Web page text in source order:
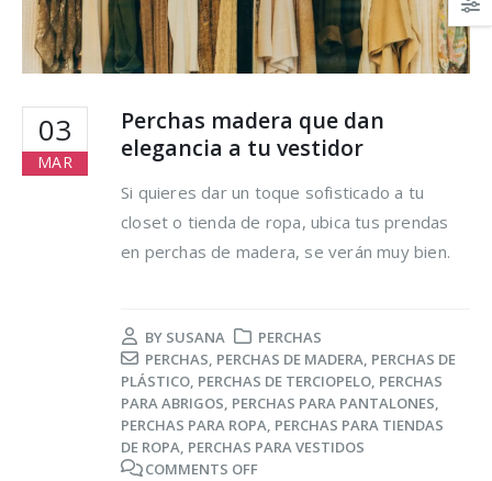
03
MAR
Perchas madera que dan
elegancia a tu vestidor
Si quieres dar un toque sofisticado a tu
closet o tienda de ropa, ubica tus prendas
en perchas de madera, se verán muy bien.
BY SUSANA
PERCHAS
PERCHAS, PERCHAS DE MADERA, PERCHAS DE
PLÁSTICO, PERCHAS DE TERCIOPELO, PERCHAS
PARA ABRIGOS, PERCHAS PARA PANTALONES,
PERCHAS PARA ROPA, PERCHAS PARA TIENDAS
DE ROPA, PERCHAS PARA VESTIDOS
COMMENTS OFF